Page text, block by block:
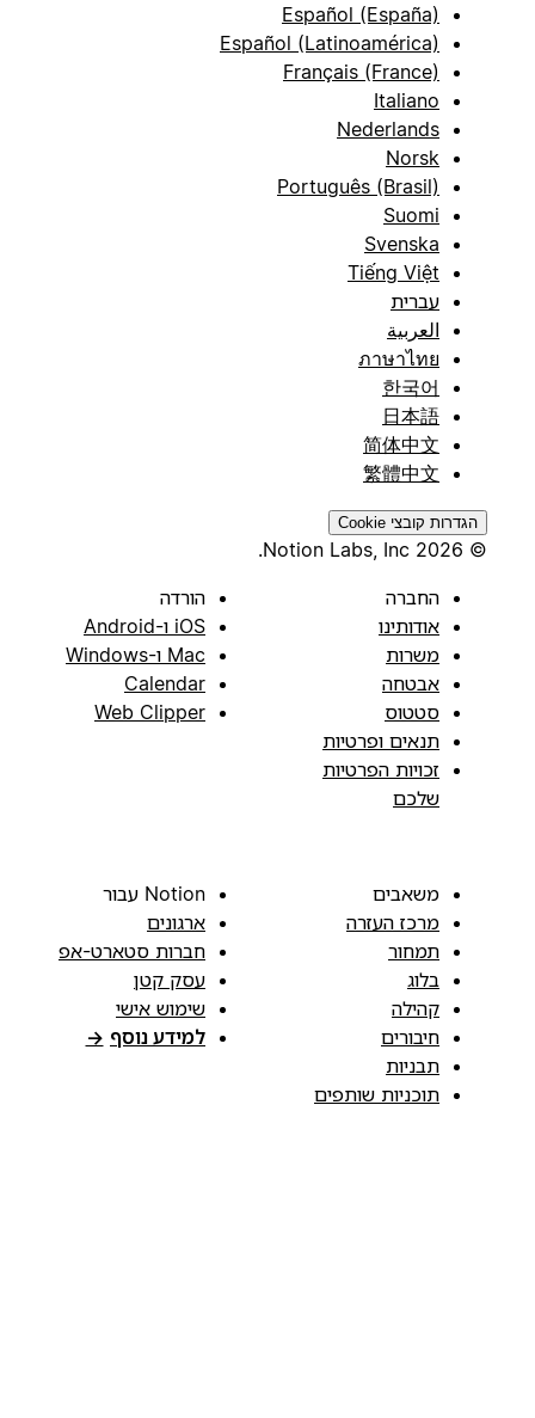
Español (España)
Español (Latinoamérica)
Français (France)
Italiano
Nederlands
Norsk
Português (Brasil)
Suomi
Svenska
Tiếng Việt
עברית
العربية
ภาษาไทย
한국어
日本語
简体中文
繁體中文
הגדרות קובצי Cookie
החברה
אודותינו
משרות
אבטחה
סטטוס
תנאים ופרטיות
זכויות הפרטיות
שלכם
הורדה
iOS ו-Android
Mac ו-Windows
Calendar
Web Clipper
משאבים
מרכז העזרה
תמחור
בלוג
קהילה
חיבורים
תבניות
תוכניות שותפים
Notion עבור
ארגונים
חברות סטארט-אפ
עסק קטן
שימוש אישי
למידע נוסף →